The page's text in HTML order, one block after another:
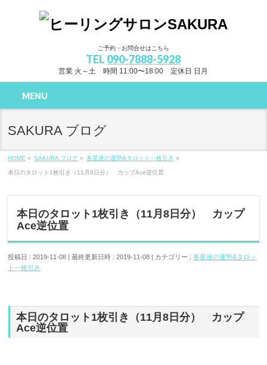
ご予約・お問合せはこちら
TEL 090-7888-5928
営業 火～土 時間 11:00〜18:00 定休日 日月
MENU
SAKURA ブログ
HOME » SAKURA ブログ » 各星座の運勢&タロット一枚引き »
本日のタロット1枚引き（11月8日分） カップAce逆位置
本日のタロット1枚引き（11月8日分） カップ
Ace逆位置
投稿日 : 2019-11-08 最終更新日時 : 2019-11-08 カテゴリー :各星座の運勢&タロッ
ト一枚引き
本日のタロット1枚引き（11月8日分） カップ
Ace逆位置